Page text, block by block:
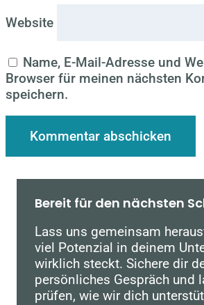
Website
Name, E-Mail-Adresse und
Browser für meinen nächsten
speichern.
Bereit für den nächsten
Lass uns gemeinsam
viel Potenzial in deinem
wirklich steckt. Sichere dir
persönliches Gespräch und
prüfen, wie wir dich